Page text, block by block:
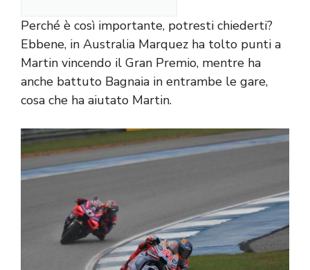
Perché è così importante, potresti chiederti?
Ebbene, in Australia Marquez ha tolto punti a
Martin vincendo il Gran Premio, mentre ha
anche battuto Bagnaia in entrambe le gare,
cosa che ha aiutato Martin.